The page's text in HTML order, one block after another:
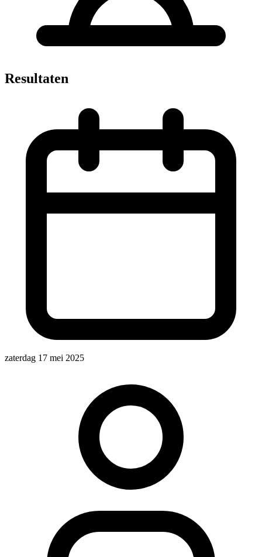
Resultaten
zaterdag 17 mei 2025